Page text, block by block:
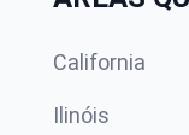
California
Ilinóis